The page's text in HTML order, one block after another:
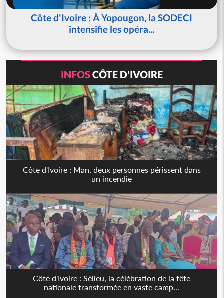
Côte d'Ivoire : À Yopougon, la SODECI
intensifie les opéra...
INFOSCÔTE D'IVOIRE
Côte d'Ivoire : Man, deux personnes périssent dans
un incendie
Côte d'Ivoire : Séileu, la célébration de la fête
nationale transformée en vaste camp...